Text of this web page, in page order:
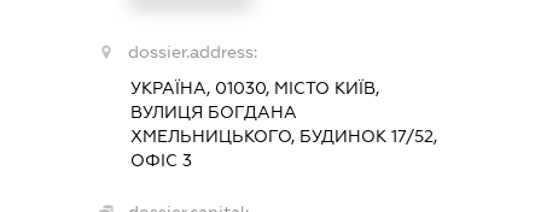
dossier.address:
УКРАЇНА, 01030, МІСТО КИЇВ,
ВУЛИЦЯ БОГДАНА
ХМЕЛЬНИЦЬКОГО, БУДИНОК 17/52,
ОФІС 3